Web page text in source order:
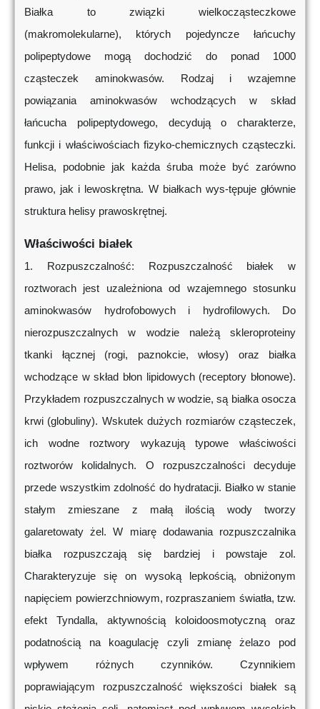
Białka to związki wielkocząsteczkowe
(makromolekularne), których pojedyncze łańcuchy
polipeptydowe mogą dochodzić do ponad 1000
cząsteczek aminokwasów. Rodzaj i wzajemne
powiązania aminokwasów wchodzących w skład
łańcucha polipeptydowego, decydują o charakterze,
funkcji i właściwościach fizyko-chemicznych cząsteczki.
Helisa, podobnie jak każda śruba może być zarówno
prawo, jak i lewoskrętna. W białkach wys-tępuje głównie
struktura helisy prawoskrętnej.
Właściwości białek
1. Rozpuszczalność: Rozpuszczalność białek w
roztworach jest uzależniona od wzajemnego stosunku
aminokwasów hydrofobowych i hydrofilowych. Do
nierozpuszczalnych w wodzie należą skleroproteiny
tkanki łącznej (rogi, paznokcie, włosy) oraz białka
wchodzące w skład błon lipidowych (receptory błonowe).
Przykładem rozpuszczalnych w wodzie, są białka osocza
krwi (globuliny). Wskutek dużych rozmiarów cząsteczek,
ich wodne roztwory wykazują typowe właściwości
roztworów kolidalnych. O rozpuszczalności decyduje
przede wszystkim zdolność do hydratacji. Białko w stanie
stałym zmieszane z małą ilością wody tworzy
galaretowaty żel. W miarę dodawania rozpuszczalnika
białka rozpuszczają się bardziej i powstaje zol.
Charakteryzuje się on wysoką lepkością, obniżonym
napięciem powierzchniowym, rozpraszaniem światła, tzw.
efekt Tyndalla, aktywnością koloidoosmotyczną oraz
podatnością na koagulację czyli zmianę żelazo pod
wpływem różnych czynników. Czynnikiem
poprawiającym rozpuszczalność większości białek są